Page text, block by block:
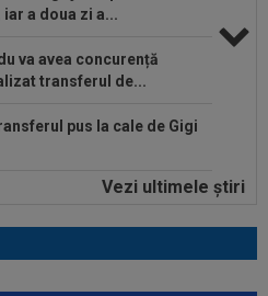
a doua zi a...
va avea concurență
transferul de...
pus la cale de Gigi
la scurt timp după ce
Bonucci a semnat
Vezi ultimele ştiri